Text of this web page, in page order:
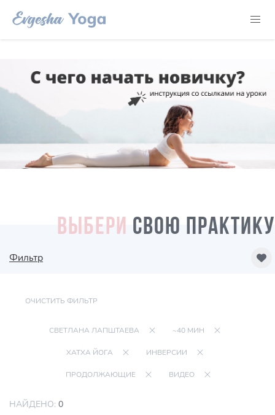
ВЫБЕРИ СВОЮ ПРАКТИКУ
Фильтр
ОЧИСТИТЬ ФИЛЬТР
СВЕТЛАНА ЛАПШТАЕВА ~40 МИН
ХАТХА ЙОГА ИНВЕРСИИ
ПРОДОЛЖАЮЩИЕ ВИДЕО
НАЙДЕНО: 0